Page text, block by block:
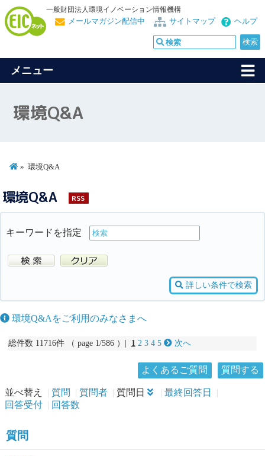
一般財団法人環境イノベーション情報機構
ヘルプ
サイトマップ
メールマガジン配信中
メニュー
環境Q&A
環境Q&A
環境Q&A RSS
キーワードを指定
詳しい条件で検索
環境Q&Aをご利用のみなさまへ
総件数 11716件 （ page 1/586 ）| 1 2 3 4 5 次へ
よくあるご質問 質問する
並べ替え 質問 質問者 質問日
最終回答日
回答受付
回答数
質問